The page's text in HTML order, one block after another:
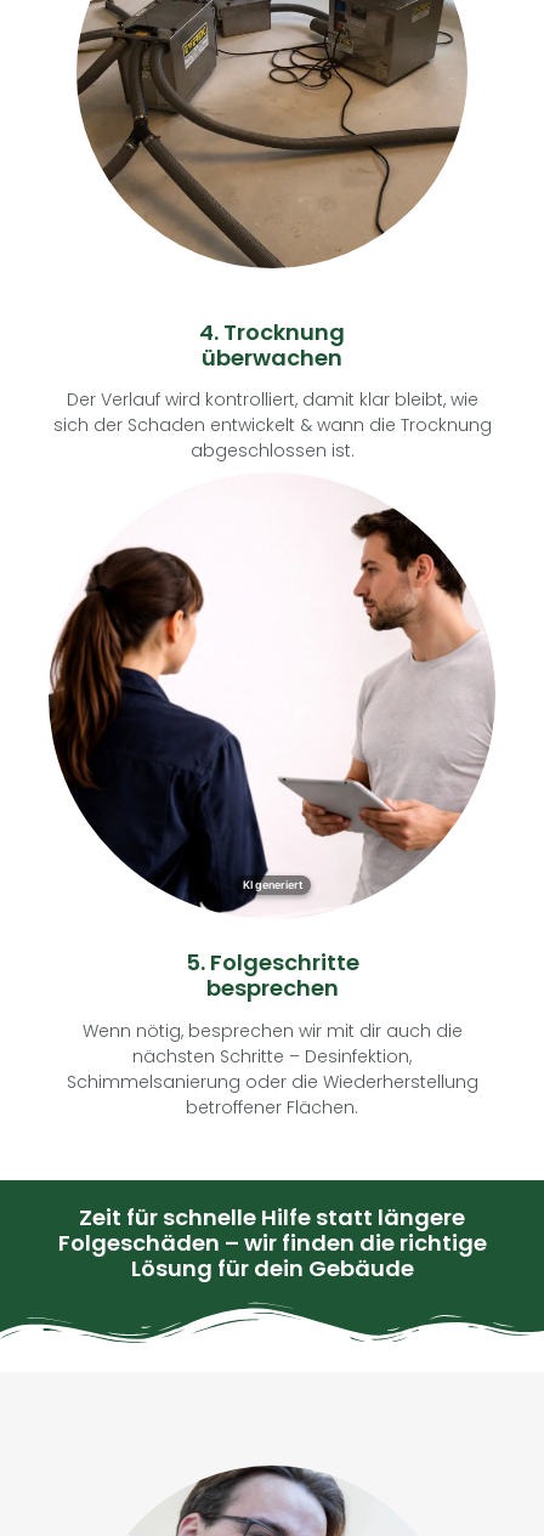
4. Trocknung
überwachen
Der Verlauf wird kontrolliert, damit klar bleibt, wie
sich der Schaden entwickelt & wann die Trocknung
abgeschlossen ist.
KI generiert
5. Folgeschritte
besprechen
Wenn nötig, besprechen wir mit dir auch die
nächsten Schritte – Desinfektion,
Schimmelsanierung oder die Wiederherstellung
betroffener Flächen.
Zeit für schnelle Hilfe statt längere
Folgeschäden – wir finden die richtige
Lösung für dein Gebäude